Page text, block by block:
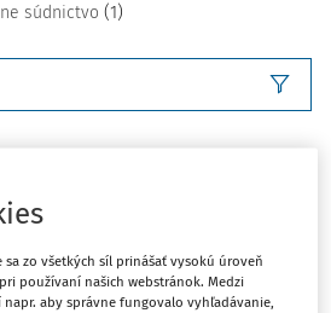
súdnictvo (1)
sa zo všetkých síl prinášať vysokú úroveň
používaní našich webstránok. Medzi
aby správne fungovalo vyhľadávanie,